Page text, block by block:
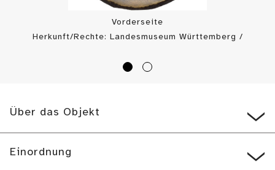
Vorderseite
Herkunft/Rechte: Landesmuseum Württemberg /
Über das Objekt
Einordnung